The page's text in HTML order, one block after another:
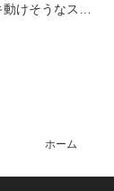
けそうなス…
ホーム